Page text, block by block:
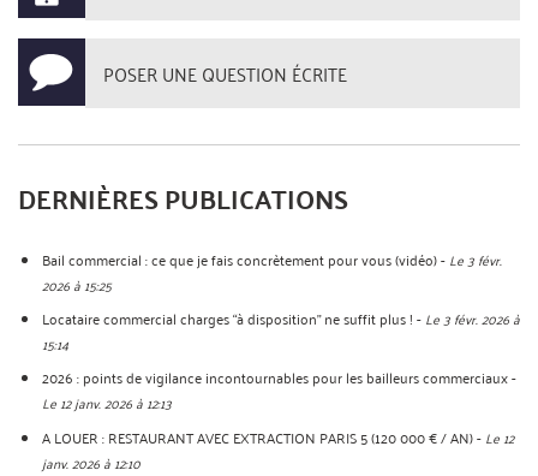
POSER UNE QUESTION ÉCRITE
DERNIÈRES PUBLICATIONS
Bail commercial : ce que je fais concrètement pour vous (vidéo)-Le 3 févr.
2026 à 15:25
Locataire commercial charges “à disposition” ne suffit plus !-Le 3 févr. 2026 à
15:14
2026 : points de vigilance incontournables pour les bailleurs commerciaux-
Le 12 janv. 2026 à 12:13
A LOUER : RESTAURANT AVEC EXTRACTION PARIS 5 (120 000 € / AN)-Le 12
janv. 2026 à 12:10